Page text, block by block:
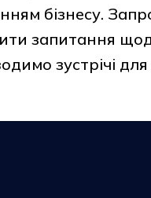
бізнесу.
запитання
зустрічі